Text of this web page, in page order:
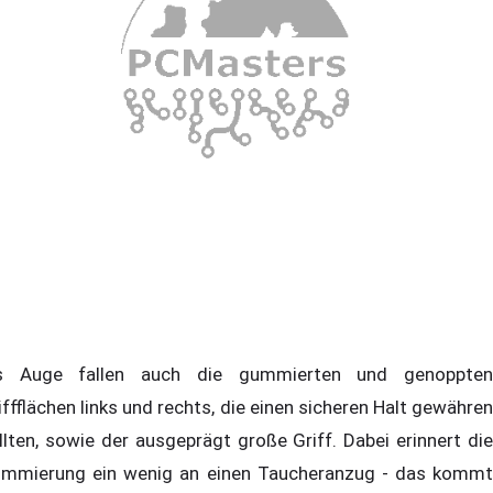
Auge fallen auch die gummierten und genoppten
links und rechts, die einen sicheren Halt gewähren
sowie der ausgeprägt große Griff. Dabei erinnert die
ein wenig an einen Taucheranzug - das kommt